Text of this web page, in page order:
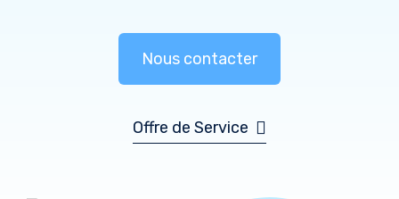
Nous contacter
Offre de Service